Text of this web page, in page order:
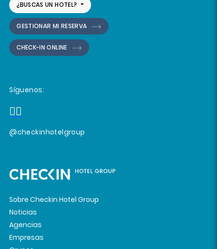
¿BUSCAS UN HOTEL?
GESTIONAR MI RESERVA
CHECK-IN ONLINE
Síguenos:
@checkinhotelgroup
Sobre Checkin Hotel Group
Noticias
Agencias
Empresas